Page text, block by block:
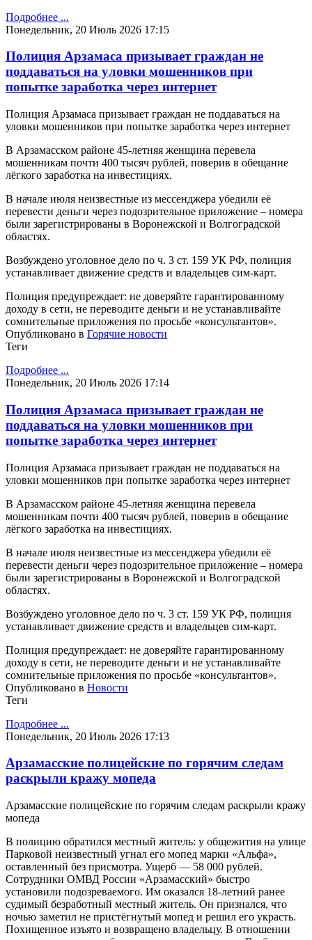
Подробнее ...
Понедельник, 20 Июль 2026 17:15
Полиция Арзамаса призывает граждан не
поддаваться на уловки мошенников при
попытке заработка через интернет
Полиция Арзамаса призывает граждан не поддаваться на
уловки мошенников при попытке заработка через интернет
В Арзамасском районе 45-летняя женщина перевела
мошенникам почти 400 тысяч рублей, поверив в обещание
лёгкого заработка на инвестициях.
В начале июля неизвестные из мессенджера убедили её
перевести деньги через подозрительное приложение – номера
были зарегистрированы в Воронежской и Волгоградской
областях.
Возбуждено уголовное дело по ч. 3 ст. 159 УК РФ, полиция
устанавливает движение средств и владельцев сим-карт.
Полиция предупреждает: не доверяйте гарантированному
доходу в сети, не переводите деньги и не устанавливайте
сомнительные приложения по просьбе «консультантов».
Опубликовано в Горячие новости
Теги
Подробнее ...
Понедельник, 20 Июль 2026 17:14
Полиция Арзамаса призывает граждан не
поддаваться на уловки мошенников при
попытке заработка через интернет
Полиция Арзамаса призывает граждан не поддаваться на
уловки мошенников при попытке заработка через интернет
В Арзамасском районе 45-летняя женщина перевела
мошенникам почти 400 тысяч рублей, поверив в обещание
лёгкого заработка на инвестициях.
В начале июля неизвестные из мессенджера убедили её
перевести деньги через подозрительное приложение – номера
были зарегистрированы в Воронежской и Волгоградской
областях.
Возбуждено уголовное дело по ч. 3 ст. 159 УК РФ, полиция
устанавливает движение средств и владельцев сим-карт.
Полиция предупреждает: не доверяйте гарантированному
доходу в сети, не переводите деньги и не устанавливайте
сомнительные приложения по просьбе «консультантов».
Опубликовано в Новости
Теги
Подробнее ...
Понедельник, 20 Июль 2026 17:13
Арзамасские полицейские по горячим следам
раскрыли кражу мопеда
Арзамасские полицейские по горячим следам раскрыли кражу
мопеда
В полицию обратился местный житель: у общежития на улице
Парковой неизвестный угнал его мопед марки «Альфа»,
оставленный без присмотра. Ущерб — 58 000 рублей.
Сотрудники ОМВД России «Арзамасский» быстро
установили подозреваемого. Им оказался 18-летний ранее
судимый безработный местный житель. Он признался, что
ночью заметил не пристёгнутый мопед и решил его украсть.
Похищенное изъято и возвращено владельцу. В отношении